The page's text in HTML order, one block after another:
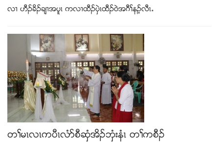
လ႕ ဟီဥခိဥခ်႕အပူၚ ကလ႕ထီဥပွဲၚထီဥ၀ဲအဂီႈနဥ့လီၚ’
တႈမၚလၚကပီၚလံဏစီဆွံအိဥဘွံးနံၚ တႈကစီဥ